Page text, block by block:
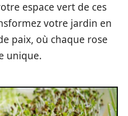
espace vert de ces
votre jardin en
paix, où chaque rose
unique.